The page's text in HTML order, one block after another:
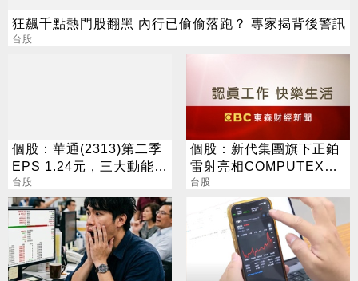
狂飆千點熱門股翻黑 內行已偷偷落跑？ 專家揭背後警訊
台股
個股：華通(2313)第二季
EPS 1.24元，三大動能加
持，營運展望逐季向上
台股
個股：新代集團旗下正鉑
雷射亮相COMPUTEX，
揭AI伺服器「智動化」一
站式解方
台股